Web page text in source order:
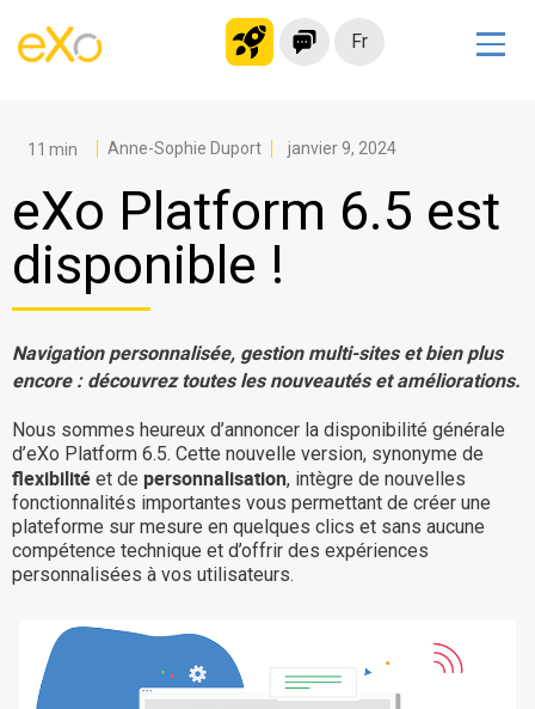
Fr
Intranet moderne
Plateforme collaborative
Réseau social
Hub de connaissances
Portail d’applications
Alternative à
Microsoft 365
Migrer vers eXo Platform
Produit
La Plateforme
Internationalisation
Anne-Sophie Duport janvier 9, 2024
eXo Platform 6.5 est
disponible !
Navigation personnalisée, gestion multi-sites et bien plus
encore : découvrez toutes les nouveautés et améliorations.
Nous sommes heureux d’annoncer la disponibilité générale
d’eXo Platform 6.5. Cette nouvelle version, synonyme de
flexibilité et de personnalisation, intègre de nouvelles
fonctionnalités importantes vous permettant de créer une
plateforme sur mesure en quelques clics et sans aucune
compétence technique et d’offrir des expériences
personnalisées à vos utilisateurs.